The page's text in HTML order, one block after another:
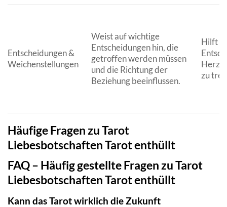
Entscheidungen &
Weichenstellungen
Weist auf wichtige
Entscheidungen hin, die
getroffen werden müssen
und die Richtung der
Beziehung beeinflussen.
Hilft
zu
Häufige Fragen zu Tarot
Liebesbotschaften Tarot enthüllt
FAQ – Häufig gestellte Fragen zu Tarot
Liebesbotschaften Tarot enthüllt
Kann das Tarot wirklich die Zukunft